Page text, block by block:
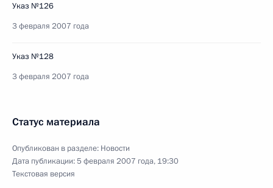
Указ №126
3 февраля 2007 года
Указ №128
3 февраля 2007 года
Статус материала
Опубликован в разделе: Новости
Дата публикации:5 февраля 2007 года, 19:30
Текстовая версия